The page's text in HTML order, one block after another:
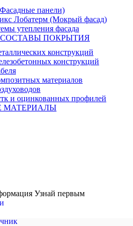
панели)
Лобатерм (Мокрый фасад)
утепления фасада
ПОКРЫТИЯ
конструкций
конструкций
материалов
и оцинкованных профилей
МАТЕРИАЛЫ
Узнай первым